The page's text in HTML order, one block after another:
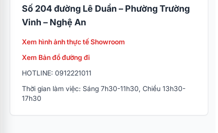
Số 204 đường Lê Duẩn – Phường Trường
Vinh – Nghệ An
Xem hình ảnh thực tế Showroom
Xem Bản đồ đường đi
HOTLINE: 0912221011
Thời gian làm việc: Sáng 7h30-11h30, Chiều 13h30-
17h30